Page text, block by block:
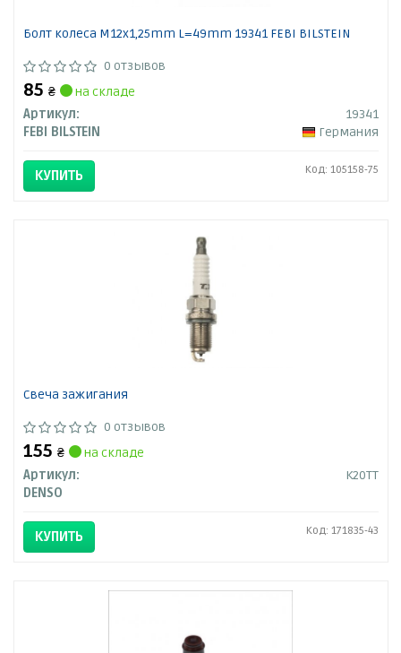
Болт колеса M12x1,25mm L=49mm 19341 FEBI BILSTEIN
0 отзывов
85 ₴
на складе
Артикул:
19341
FEBI BILSTEIN
Германия
КУПИТЬ Код: 105158-75
Свеча зажигания
0 отзывов
155 ₴
на складе
Артикул:
K20TT
DENSO
КУПИТЬ Код: 171835-43